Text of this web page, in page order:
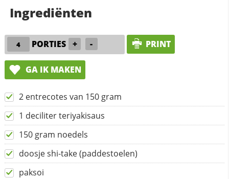
Ingrediënten
PORTIES + - PRINT
GA IK MAKEN
2 entrecotes van 150 gram
1 deciliter teriyakisaus
150 gram noedels
doosje shi-take (paddestoelen)
paksoi